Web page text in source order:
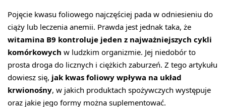
Pojęcie kwasu foliowego najczęściej pada w odniesieniu do
ciąży lub leczenia anemii. Prawda jest jednak taka, że
witamina B9 kontroluje jeden z najważniejszych cykli
komórkowych w ludzkim organizmie. Jej niedobór to
prosta droga do licznych i ciężkich zaburzeń. Z tego artykułu
dowiesz się, jak kwas foliowy wpływa na układ
krwionośny , w jakich produktach spożywczych występuje
oraz jakie jego formy można suplementować.